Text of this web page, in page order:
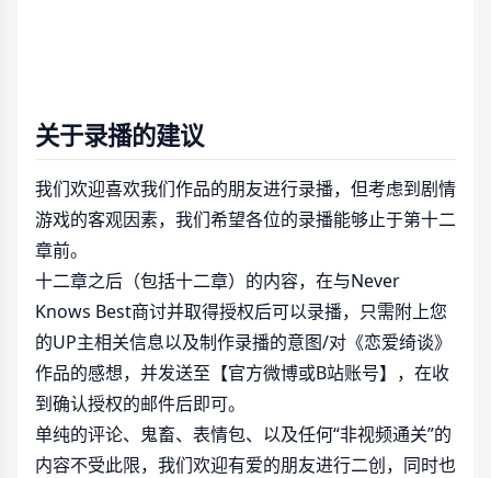
关于录播的建议
我们欢迎喜欢我们作品的朋友进行录播，但考虑到剧情
游戏的客观因素，我们希望各位的录播能够止于第十二
章前。
十二章之后（包括十二章）的内容，在与Never
Knows Best商讨并取得授权后可以录播，只需附上您
的UP主相关信息以及制作录播的意图/对《恋爱绮谈》
作品的感想，并发送至【官方微博或B站账号】，在收
到确认授权的邮件后即可。
单纯的评论、鬼畜、表情包、以及任何“非视频通关”的
内容不受此限，我们欢迎有爱的朋友进行二创，同时也